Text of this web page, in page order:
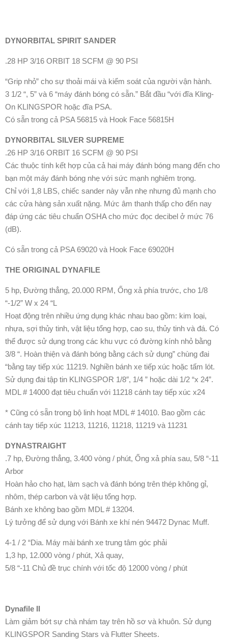
DYNORBITAL SPIRIT SANDER
.28 HP 3/16 ORBIT 18 SCFM @ 90 PSI
“Grip nhỏ” cho sự thoải mái và kiểm soát của người vận hành.
3 1/2 “, 5” và 6 “máy đánh bóng có sẵn.” Bắt đầu “với đĩa Kling-
On KLINGSPOR hoặc đĩa PSA.
Có sẵn trong cả PSA 56815 và Hook Face 56815H
DYNORBITAL SILVER SUPREME
.26 HP 3/16 ORBIT 16 SCFM @ 90 PSI
Các thuộc tính kết hợp của cả hai máy đánh bóng mang đến cho
bạn một máy đánh bóng nhẹ với sức mạnh nghiêm trọng.
Chỉ với 1,8 LBS, chiếc sander này vẫn nhẹ nhưng đủ mạnh cho
các cửa hàng sản xuất nặng. Mức âm thanh thấp cho đến nay
đáp ứng các tiêu chuẩn OSHA cho mức đọc decibel ở mức 76
(dB).
Có sẵn trong cả PSA 69020 và Hook Face 69020H
THE ORIGINAL DYNAFILE
5 hp, Đường thẳng, 20.000 RPM, Ống xả phía trước, cho 1/8
“-1/2” W x 24 “L
Hoạt động trên nhiều ứng dụng khác nhau bao gồm: kim loại,
nhựa, sợi thủy tinh, vật liệu tổng hợp, cao su, thủy tinh và đá. Có
thể được sử dụng trong các khu vực có đường kính nhỏ bằng
3/8 “. Hoàn thiện và đánh bóng bằng cách sử dụng” chùng đai
“bằng tay tiếp xúc 11219. Nghiền bánh xe tiếp xúc hoặc tấm lót.
Sử dụng đai tập tin KLINGSPOR 1/8″, 1/4 ” hoặc dài 1/2 “x 24”.
MDL # 14000 đạt tiêu chuẩn với 11218 cánh tay tiếp xúc x24
* Cũng có sẵn trong bộ linh hoạt MDL # 14010. Bao gồm các
cánh tay tiếp xúc 11213, 11216, 11218, 11219 và 11231
DYNASTRAIGHT
.7 hp, Đường thẳng, 3.400 vòng / phút, Ống xả phía sau, 5/8 “-11
Arbor
Hoàn hảo cho hạt, làm sạch và đánh bóng trên thép không gỉ,
nhôm, thép carbon và vật liệu tổng hợp.
Bánh xe không bao gồm MDL # 13204.
Lý tưởng để sử dụng với Bánh xe khí nén 94472 Dynac Muff.
4-1 / 2 “Dia. Máy mài bánh xe trung tâm góc phải
1,3 hp, 12.000 vòng / phút, Xả quay,
5/8 “-11 Chủ đề trục chính với tốc độ 12000 vòng / phút
Dynafile II
Làm giảm bớt sự chà nhám tay trên hồ sơ và khuôn. Sử dụng
KLINGSPOR Sanding Stars và Flutter Sheets.